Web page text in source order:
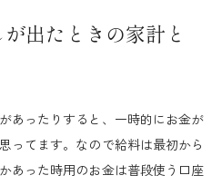
出たときの家計と
あったりすると、一時的にお金が
ってます。なので給料は最初から
あった時用のお金は普段使う口座